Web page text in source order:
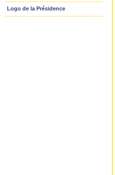
Logo de la Présidence